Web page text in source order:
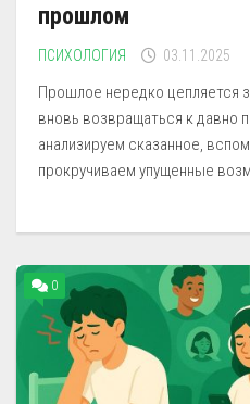
прошлом
ПСИХОЛОГИЯ 03.11.2025
Прошлое нередко цепляется
вновь возвращаться к
анализируем сказанное,
прокручиваем упущенные
0